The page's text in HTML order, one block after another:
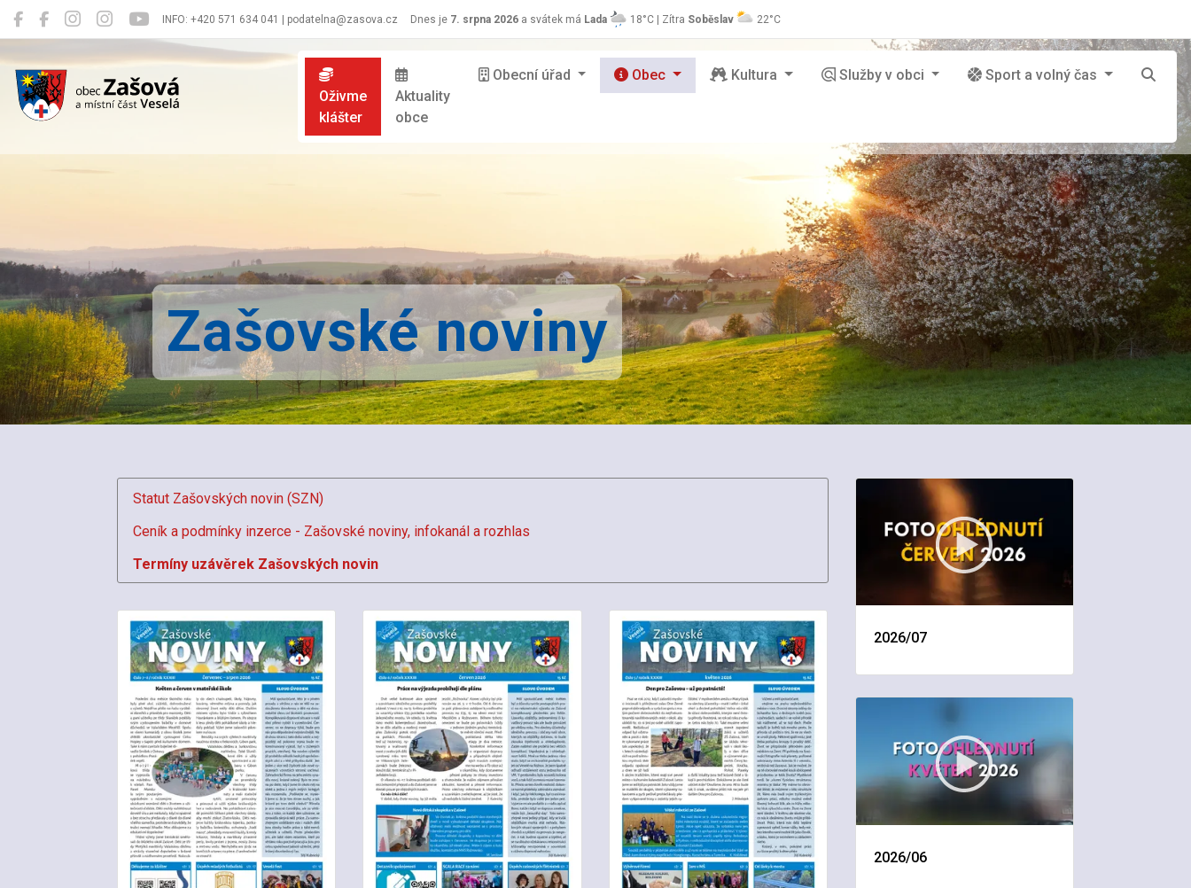
INFO: +420 571 634 041 | podatelna@zasova.cz Dnes je 7. srpna 2026 a svátek má Lada 18°C | Zítra Soběslav 22°C
Zašová
Oživme
klášter
Aktuality
obce
Obecní úřad Obec Kultura Služby v obci Sport a volný čas
Zašovské noviny
Statut Zašovských novin (SZN)
Ceník a podmínky inzerce - Zašovské noviny, infokanál a rozhlas
Termíny uzávěrek Zašovských novin
2026/07
2026/06